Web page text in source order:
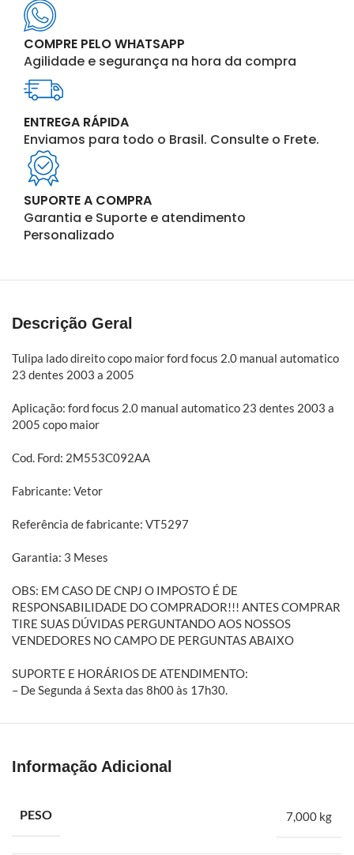
COMPRE PELO WHATSAPP
Agilidade e segurança na hora da compra
ENTREGA RÁPIDA
Enviamos para todo o Brasil. Consulte o Frete.
SUPORTE A COMPRA
Garantia e Suporte e atendimento
Personalizado
Descrição Geral
Tulipa lado direito copo maior ford focus 2.0 manual automatico
23 dentes 2003 a 2005
Aplicação: ford focus 2.0 manual automatico 23 dentes 2003 a
2005 copo maior
Cod. Ford: 2M553C092AA
Fabricante: Vetor
Referência de fabricante: VT5297
Garantia: 3 Meses
OBS: EM CASO DE CNPJ O IMPOSTO É DE
RESPONSABILIDADE DO COMPRADOR!!! ANTES COMPRAR
TIRE SUAS DÚVIDAS PERGUNTANDO AOS NOSSOS
VENDEDORES NO CAMPO DE PERGUNTAS ABAIXO
SUPORTE E HORÁRIOS DE ATENDIMENTO:
– De Segunda á Sexta das 8h00 às 17h30.
Sobre a BH Fort:
especializado em Ford. Trazíamos na bagagem a experiência de
e pesados da Ford. Embreagens, freios, amortecedores,
Informação Adicional
PESO 7,000 kg